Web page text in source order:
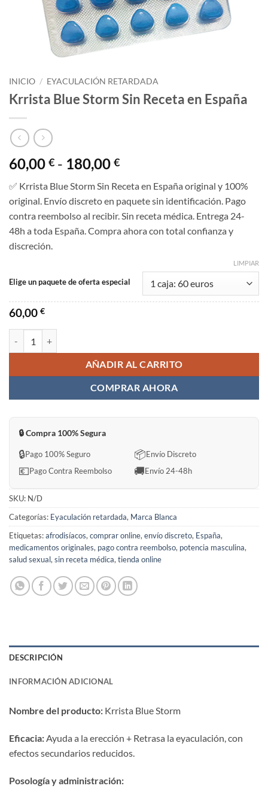
INICIO / EYACULACIÓN RETARDADA
Krrista Blue Storm Sin Receta en España
60,00 € - 180,00 €Rango
precios:
desde
60,00 €
hasta
✅ Krrista Blue Storm Sin Receta en España original y 100%
original. Envío discreto en paquete sin identificación. Pago
contra reembolso al recibir. Sin receta médica. Entrega 24-
48h a toda España. Compra ahora con total confianza y
discreción.
Elige un paquete de oferta especial
LIMPIAR
60,00 €
AÑADIR AL CARRITO
COMPRAR AHORA
🔒 Compra 100% Segura
🔒Pago 100% Seguro 📦Envío Discreto
💶Pago Contra Reembolso 🚚Envío 24-48h
SKU: N/D
Categorías: Eyaculación retardada, Marca Blanca
Etiquetas:afrodisíacos, comprar online, envío discreto, España,
medicamentos originales, pago contra reembolso, potencia masculina,
salud sexual, sin receta médica, tienda online
DESCRIPCIÓN
INFORMACIÓN ADICIONAL
Nombre del producto:​ ​ Krrista Blue Storm
Eficacia:​​ Ayuda a la erección + Retrasa la eyaculación, con
efectos secundarios reducidos.
Posología y administración:​